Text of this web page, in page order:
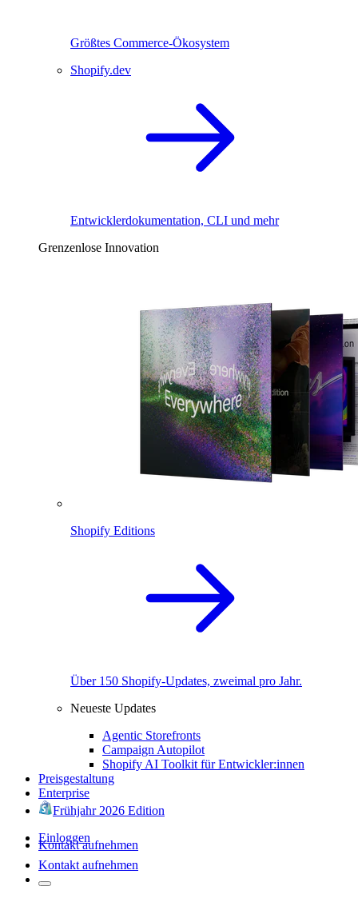
Größtes Commerce-Ökosystem
Shopify.dev
Entwicklerdokumentation, CLI und mehr
Grenzenlose Innovation
Shopify Editions
Über 150 Shopify-Updates, zweimal pro Jahr.
Neueste Updates
Agentic Storefronts
Campaign Autopilot
Shopify AI Toolkit für Entwickler:innen
Preisgestaltung
Enterprise
Frühjahr 2026 Edition
Einloggen
Kontakt aufnehmen
Kontakt aufnehmen